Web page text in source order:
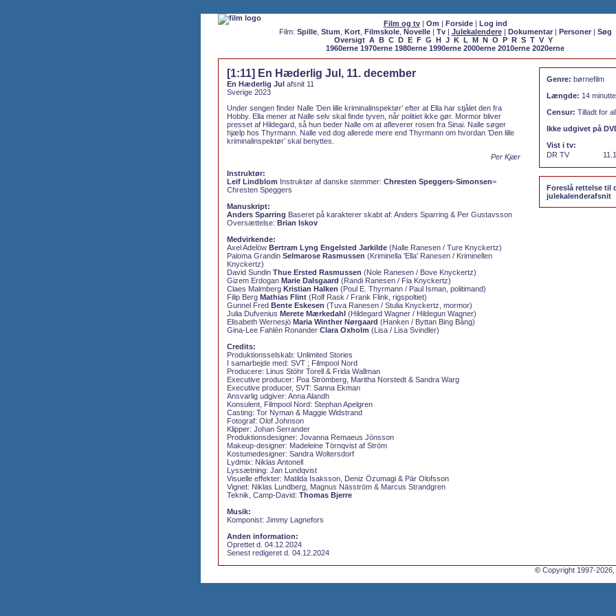
Film og tv| Om | Forside| Log ind
Film: Spille, Stum Kort, Filmskole, Novelle| Tv| Julekalendere| Dokumentar| Personer| Søg
Oversigt A B C D E F G H J K L M N O P R S T V Y
1960erne 1970erne 1980erne 1990erne 2000erne 2010erne 2020erne
[1:11] En Hæderlig Jul, 11. december
En Hæderlig Jul afsnit 11
Sverige 2023
Under sengen finder Nalle ’Den lille kriminalinspektør’ efter at Ella har stjålet den fra
Hobby. Ella mener at Nalle selv skal finde tyven, når politiet ikke gør. Mormor bliver
presset af Hildegard, så hun beder Nalle om at afleverer rosen fra Sinai. Nalle søger
hjælp hos Thyrmann. Nalle ved dog allerede mere end Thyrmann om hvordan ’Den lille
kriminalinspektør’ skal benyttes.
Per Kjær
Instruktør:
Leif Lindblom Instruktør af danske stemmer: Chresten Speggers-Simonsen=
Chresten Speggers
Manuskript:
Anders Sparring Baseret på karakterer skabt af: Anders Sparring & Per Gustavsson
Oversættelse: Brian Iskov
Medvirkende:
Axel Adelöw Bertram Lyng Engelsted Jarkilde (Nalle Ranesen / Ture Knyckertz)
Paloma Grandin Selmarose Rasmussen (Kriminella 'Ella' Ranesen / Kriminellen
Knyckertz)
David Sundin Thue Ersted Rasmussen (Nole Ranesen / Bove Knyckertz)
Gizem Erdogan Marie Dalsgaard (Randi Ranesen / Fia Knyckertz)
Claes Malmberg Kristian Halken (Poul E. Thyrmann / Paul Isman, politimand)
Filip Berg Mathias Flint (Rolf Rask / Frank Flink, rigspoltiet)
Gunnel Fred Bente Eskesen (Tuva Ranesen / Stulia Knyckertz, mormor)
Julia Dufvenius Merete Mærkedahl (Hildegard Wagner / Hildegun Wagner)
Elisabeth Wernesjö Maria Winther Nørgaard (Hanken / Byttan Bing Bång)
Gina-Lee Fahlén Ronander Clara Oxholm (Lisa / Lisa Svindler)
Credits:
Produktionsselskab: Unlimited Stories
I samarbejde med: SVT ; Filmpool Nord
Producere: Linus Stöhr Torell & Frida Wallman
Executive producer: Poa Strömberg, Maritha Norstedt & Sandra Warg
Executive producer, SVT: Sanna Ekman
Ansvarlig udgiver: Anna Alandh
Konsulent, Filmpool Nord: Stephan Apelgren
Casting: Tor Nyman & Maggie Widstrand
Fotograf: Olof Johnson
Klipper: Johan Serrander
Produktionsdesigner: Jovanna Remaeus Jönsson
Makeup-designer: Madeleine Törnqvist af Ström
Kostumedesigner: Sandra Woltersdorf
Lydmix: Niklas Antonell
Lyssætning: Jan Lundqvist
Visuelle effekter: Matilda Isaksson, Deniz Özumagi & Pär Olofsson
Vignet: Niklas Lundberg, Magnus Näsström & Marcus Strandgren
Teknik, Camp-David: Thomas Bjerre
Musik:
Komponist: Jimmy Lagnefors
Anden information:
Oprettet d. 04.12.2024
Senest redigeret d. 04.12.2024
Genre: børnefilm
Længde: 14
Censur: Tilladt for
Ikke udgivet på
Vist i tv:
DR TV
Foreslå rettelse til
julekalenderafsnit
© Copyright 1997-